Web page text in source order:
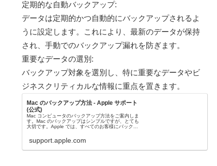
定期的な自動バックアップ:
データは定期的かつ自動的にバックアップされるよ
うに設定します。これにより、最新のデータが保持
され、手動でのバックアップ漏れを防ぎます。
重要なデータの選別:
バックアップ対象を選別し、特に重要なデータやビ
ジネスクリティカルな情報に重点を置きます。
Mac のバックアップ方法 - Apple サポート
(公式)
Mac コンピュータのバックアップ方法をご案内しま
す。Mac のバックアップはシンプルですが、とても
大切です。Apple では、すべてのお客様にバックア
support.apple.com